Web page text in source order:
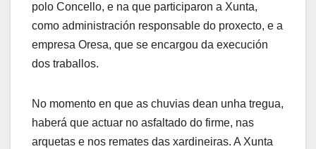
polo Concello, e na que participaron a Xunta,
como administración responsable do proxecto, e a
empresa Oresa, que se encargou da execución
dos traballos.
No momento en que as chuvias dean unha tregua,
haberá que actuar no asfaltado do firme, nas
arquetas e nos remates das xardineiras. A Xunta